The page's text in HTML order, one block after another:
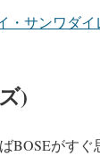
・サンワダイ
)
BOSEがす